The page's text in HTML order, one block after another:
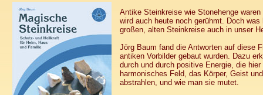
Antike Steinkreise wie Stonehenge
wird auch heute noch gerühmt. Doch
großen, alten Steinkreise auch in unser
Jörg Baum fand die Antworten auf diese
antiken Vorbilder gebaut wurden. Dazu
durch und durch positive Energie, die
harmonisches Feld, das Körper, Geist
abstrahlen, und wie man sie mutet.